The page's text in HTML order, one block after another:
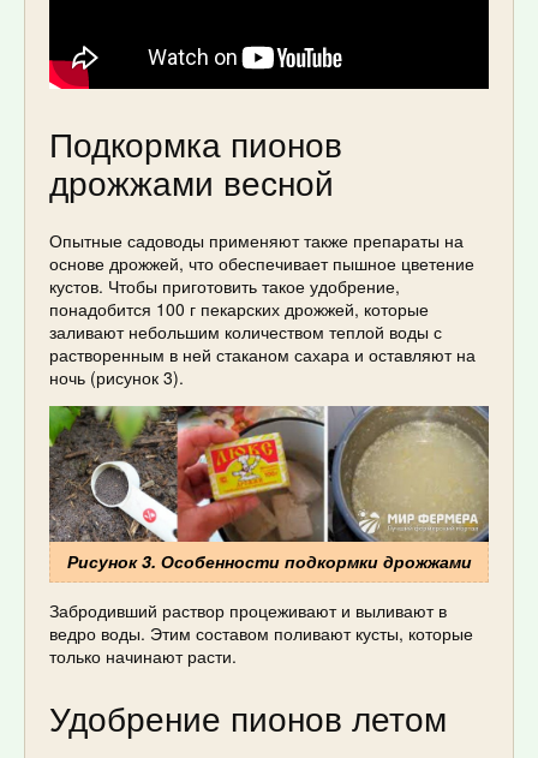
Подкормка пионов
дрожжами весной
Опытные садоводы применяют также препараты на
основе дрожжей, что обеспечивает пышное цветение
кустов. Чтобы приготовить такое удобрение,
понадобится 100 г пекарских дрожжей, которые
заливают небольшим количеством теплой воды с
растворенным в ней стаканом сахара и оставляют на
ночь (рисунок 3).
Рисунок 3. Особенности подкормки дрожжами
Забродивший раствор процеживают и выливают в
ведро воды. Этим составом поливают кусты, которые
только начинают расти.
Удобрение пионов летом